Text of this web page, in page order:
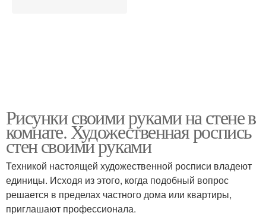
Рисунки своими руками на стене в
комнате. Художественная роспись
стен своими руками
Техникой настоящей художественной росписи владеют
единицы. Исходя из этого, когда подобный вопрос
решается в пределах частного дома или квартиры,
приглашают профессионала.